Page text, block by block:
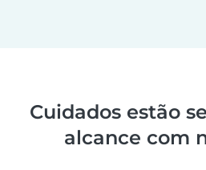
Cuidados estão
alcance com